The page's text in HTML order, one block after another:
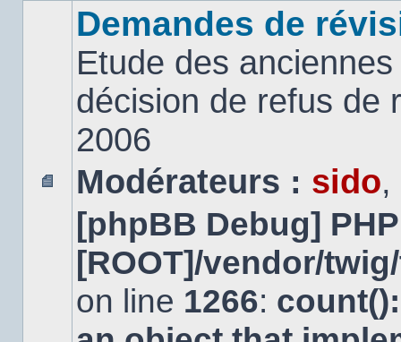
message
lu
Demandes de
Etude des
décision de refus de
2006
Modérateurs : sido,
[phpBB Debug]
[ROOT]/vendor/
on line 1266: